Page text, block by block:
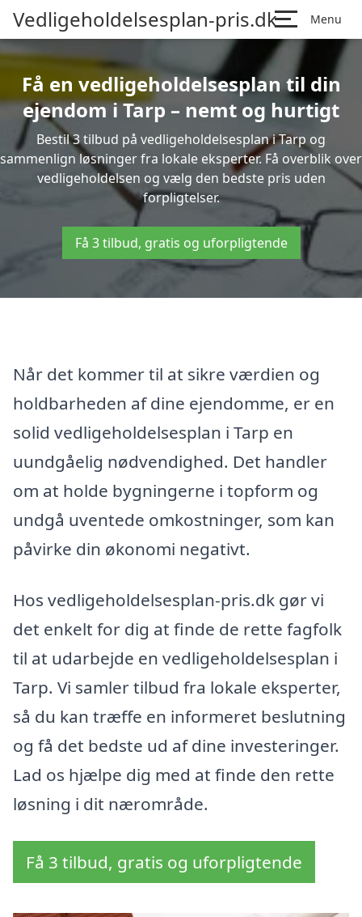
Vedligeholdelsesplan-pris.dk Menu
Få en vedligeholdelsesplan til din
ejendom i Tarp – nemt og hurtigt
Bestil 3 tilbud på vedligeholdelsesplan i Tarp og
sammenlign løsninger fra lokale eksperter. Få overblik over
vedligeholdelsen og vælg den bedste pris uden
forpligtelser.
Få 3 tilbud, gratis og uforpligtende
Når det kommer til at sikre værdien og
holdbarheden af dine ejendomme, er en
solid vedligeholdelsesplan i Tarp en
uundgåelig nødvendighed. Det handler
om at holde bygningerne i topform og
undgå uventede omkostninger, som kan
påvirke din økonomi negativt.
Hos vedligeholdelsesplan-pris.dk gør vi
det enkelt for dig at finde de rette fagfolk
til at udarbejde en vedligeholdelsesplan i
Tarp. Vi samler tilbud fra lokale eksperter,
så du kan træffe en informeret beslutning
og få det bedste ud af dine investeringer.
Lad os hjælpe dig med at finde den rette
løsning i dit nærområde.
Få 3 tilbud, gratis og uforpligtende